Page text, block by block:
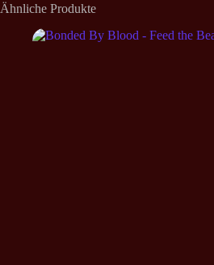
Ähnliche Produkte